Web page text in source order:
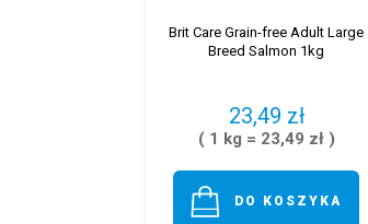
Brit Care Grain-free Adult Large
Breed Salmon 1kg
23,49 zł
( 1 kg = 23,49 zł )
DO KOSZYKA